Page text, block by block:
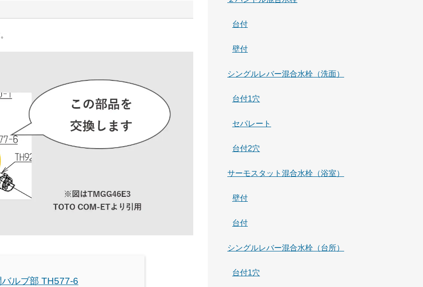
ルブ部 TH577-6
台付
壁付
シングルレバー混合水栓（洗面）
台付1穴
セパレート
台付2穴
サーモスタット混合水栓（浴室）
壁付
台付
シングルレバー混合水栓（台所）
台付1穴